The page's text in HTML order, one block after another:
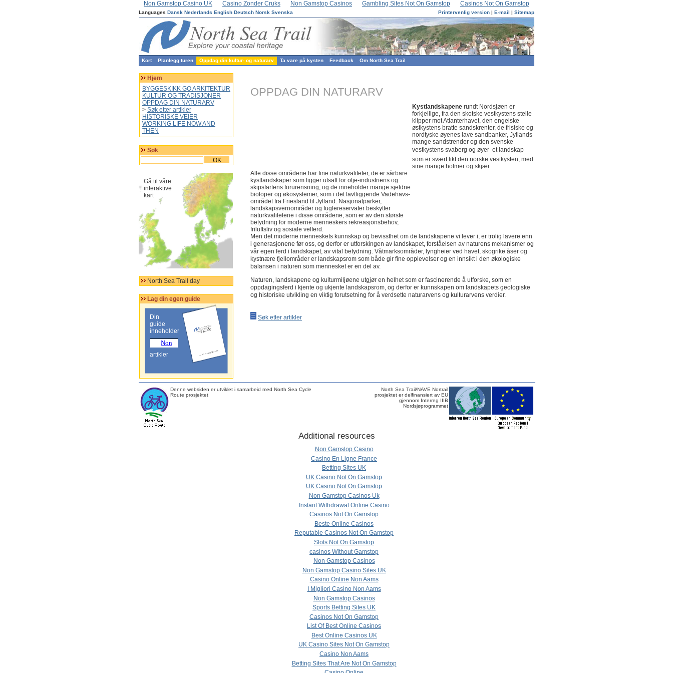
Non Gamstop Casino UK Casino Zonder Cruks Non Gamstop Casinos Gambling Sites Not On Gamstop Casinos Not On Gamstop
Languages Dansk Nederlands English Deutsch Norsk Svenska Printervenlig version | E-mail | Sitemap
Kort Planlegg turen Oppdag din kultur- og naturarv Ta vare på kysten Feedback Om North Sea Trail
Hjem
BYGGESKIKK GO ARKITEKTUR
KULTUR OG TRADISJONER
OPPDAG DIN NATURARV
> Søk etter artikler
HISTORISKE VEIER
WORKING LIFE NOW AND
THEN
Søk
OK
Gå til våre
interaktive
kart
North Sea Trail day
Lag din egen guide
Din
guide
inneholder
artikler
OPPDAG DIN NATURARV
Kystlandskapene rundt Nordsjøen er
forkjellige, fra den skotske vestkystens steile
klipper mot Atlanterhavet, den engelske
østkystens bratte sandskrenter, de frisiske og
nordtyske øyenes lave sandbanker, Jyllands
mange sandstrender og den svenske
vestkystens svaberg og øyer  et landskap
som er svært likt den norske vestkysten, med
sine mange holmer og skjær.
Alle disse områdene har fine naturkvaliteter, de er sårbare
kystlandskaper som ligger utsatt for olje-industriens og
skipsfartens forurensning, og de inneholder mange sjeldne
biotoper og økosystemer, som i det lavtliggende Vadehavs-
området fra Friesland til Jylland. Nasjonalparker,
landskapsvernområder og fuglereservater beskytter
naturkvalitetene i disse områdene, som er av den største
betydning for moderne menneskers rekreasjonsbehov,
friluftsliv og sosiale velferd.
Men det moderne menneskets kunnskap og bevissthet om de landskapene vi lever i, er trolig lavere enn
i generasjonene før oss, og derfor er utforskingen av landskapet, forståelsen av naturens mekanismer og
vår egen ferd i landskapet, av vital betydning. Våtmarksområder, lyngheier ved havet, skogrike åser og
kystnære fjellområder er landskapsrom som både gir fine opplevelser og en innsikt i den økologiske
balansen i naturen som mennesket er en del av.
Naturen, landskapene og kulturmiljøene utgjør en helhet som er fascinerende å utforske, som en
oppdagingsferd i kjente og ukjente landskapsrom, og derfor er kunnskapen om landskapets geologiske
og historiske utvikling en viktig forutsetning for å verdsette naturarvens og kulturarvens verdier.
Søk etter artikler
Denne websiden er utviklet i samarbeid med North Sea Cycle
Route prosjektet
North Sea Trail/NAVE Nortrail
prosjektet er delfinansiert av EU
gjennom Interreg IIIB
Nordsjøprogrammet
Additional resources
Non Gamstop Casino
Casino En Ligne France
Betting Sites UK
UK Casino Not On Gamstop
UK Casino Not On Gamstop
Non Gamstop Casinos Uk
Instant Withdrawal Online Casino
Casinos Not On Gamstop
Beste Online Casinos
Reputable Casinos Not On Gamstop
Slots Not On Gamstop
сasinos Without Gamstop
Non Gamstop Casinos
Non Gamstop Casino Sites UK
Casino Online Non Aams
I Migliori Casino Non Aams
Non Gamstop Casinos
Sports Betting Sites UK
Casinos Not On Gamstop
List Of Best Online Casinos
Best Online Casinos UK
UK Casino Sites Not On Gamstop
Casino Non Aams
Betting Sites That Are Not On Gamstop